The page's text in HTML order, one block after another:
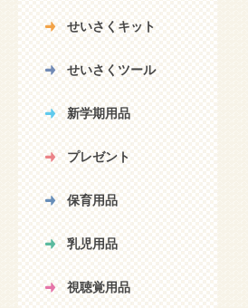
せいさくキット
せいさくツール
新学期用品
プレゼント
保育用品
乳児用品
視聴覚用品